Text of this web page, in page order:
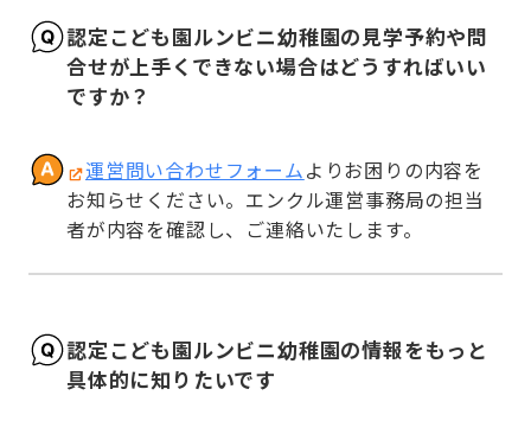
認定こども園ルンビニ幼稚園の見学予約や問
合せが上手くできない場合はどうすればいい
ですか？
運営問い合わせフォームよりお困りの内容を
お知らせください。エンクル運営事務局の担当
者が内容を確認し、ご連絡いたします。
認定こども園ルンビニ幼稚園の情報をもっと
具体的に知りたいです